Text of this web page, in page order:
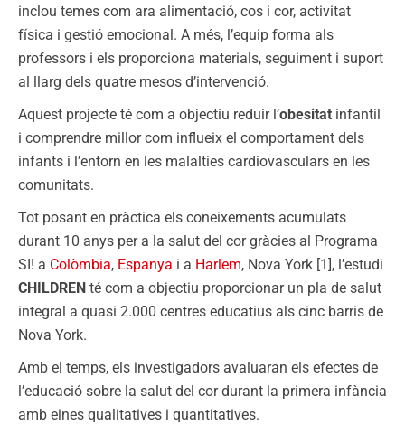
inclou temes com ara alimentació, cos i cor, activitat
física i gestió emocional. A més, l’equip forma als
professors i els proporciona materials, seguiment i suport
al llarg dels quatre mesos d’intervenció.
Aquest projecte té com a objectiu reduir l’obesitat infantil
i comprendre millor com influeix el comportament dels
infants i l’entorn en les malalties cardiovasculars en les
comunitats.
Tot posant en pràctica els coneixements acumulats
durant 10 anys per a la salut del cor gràcies al Programa
SI! a Colòmbia, Espanya i a Harlem, Nova York [1], l’estudi
CHILDREN té com a objectiu proporcionar un pla de salut
integral a quasi 2.000 centres educatius als cinc barris de
Nova York.
Amb el temps, els investigadors avaluaran els efectes de
l’educació sobre la salut del cor durant la primera infància
amb eines qualitatives i quantitatives.